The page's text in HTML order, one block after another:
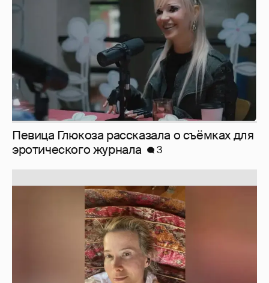
Певица Глюкоза рассказала о съёмках для
эротического журнала
3